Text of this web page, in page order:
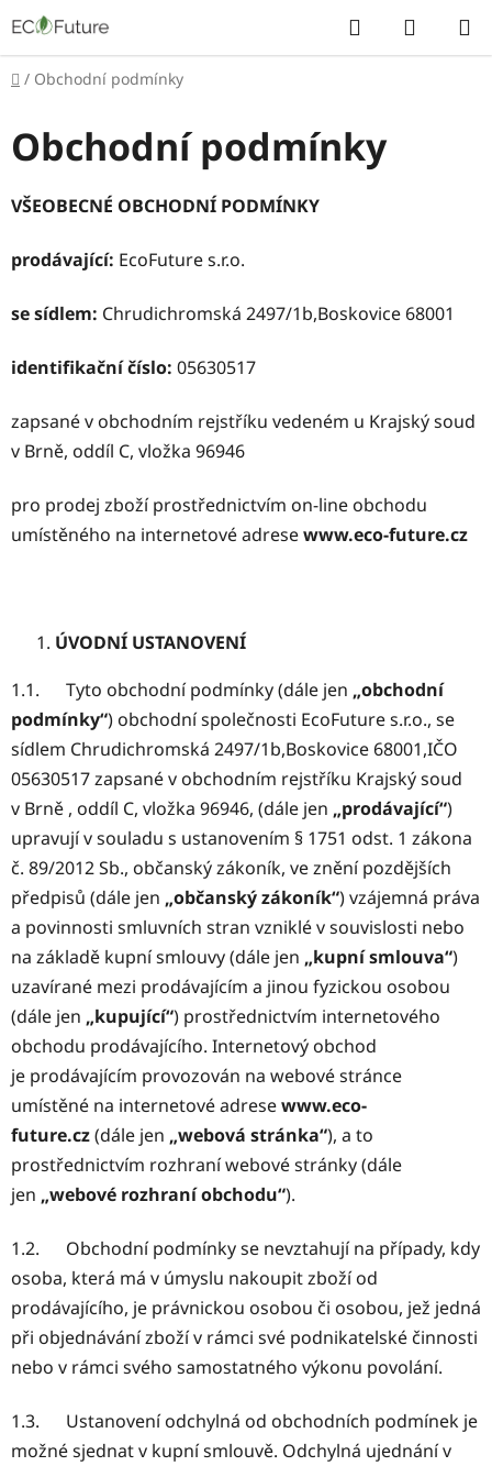
Přejít
na
obsah
Hledat
KOŠÍK
Domů
/ Obchodní podmínky
Obchodní podmínky
VŠEOBECNÉ OBCHODNÍ PODMÍNKY
prodávající: EcoFuture s.r.o.
se sídlem: Chrudichromská 2497/1b,Boskovice 68001
identifikační číslo: 05630517
zapsané v obchodním rejstříku vedeném u Krajský soud
v Brně, oddíl C, vložka 96946
pro prodej zboží prostřednictvím on-line obchodu
umístěného na internetové adresewww.eco-future.cz
ÚVODNÍ USTANOVENÍ
1.1. Tyto obchodní podmínky (dále jen „obchodní
podmínky“) obchodní společnosti EcoFuture s.r.o., se
sídlem Chrudichromská 2497/1b,Boskovice 68001,IČO
05630517 zapsané v obchodním rejstříku Krajský soud
v Brně , oddíl C, vložka 96946, (dále jen „prodávající“)
upravují v souladu s ustanovením § 1751 odst. 1 zákona
č. 89/2012 Sb., občanský zákoník, ve znění pozdějších
předpisů (dále jen „občanský zákoník“) vzájemná práva
a povinnosti smluvních stran vzniklé v souvislosti nebo
na základě kupní smlouvy (dále jen „kupní smlouva“)
uzavírané mezi prodávajícím a jinou fyzickou osobou
(dále jen „kupující“) prostřednictvím internetového
obchodu prodávajícího. Internetový obchod
je prodávajícím provozován na webové stránce
umístěné na internetové adresewww.eco-
future.cz(dále jen „webová stránka“), a to
prostřednictvím rozhraní webové stránky (dále
jen „webové rozhraní obchodu“).
1.2. Obchodní podmínky se nevztahují na případy, kdy
osoba, která má v úmyslu nakoupit zboží od
prodávajícího, je právnickou osobou či osobou, jež jedná
při objednávání zboží v rámci své podnikatelské činnosti
nebo v rámci svého samostatného výkonu povolání.
1.3. Ustanovení odchylná od obchodních podmínek je
možné sjednat v kupní smlouvě. Odchylná ujednání v